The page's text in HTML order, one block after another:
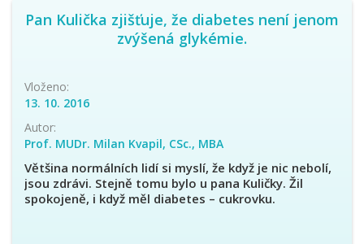
Pan Kulička zjišťuje, že diabetes není jenom
zvýšená glykémie.
Vloženo:
13. 10. 2016
Autor:
Prof. MUDr. Milan Kvapil, CSc., MBA
Většina normálních lidí si myslí, že když je nic nebolí,
jsou zdrávi. Stejně tomu bylo u pana Kuličky. Žil
spokojeně, i když měl diabetes – cukrovku.